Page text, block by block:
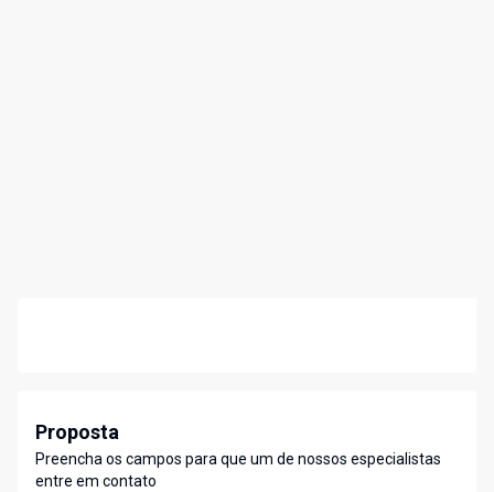
Proposta
Preencha os campos para que um de nossos especialistas
entre em contato